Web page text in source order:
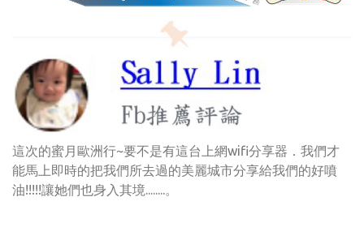
這次的蜜月歐洲行~要不是有這台上網wifi分享器．我們才
能馬上即時的把我們所去過的美麗城市分享給我們的好噴
油!!!!!讓她們也身入其境........。